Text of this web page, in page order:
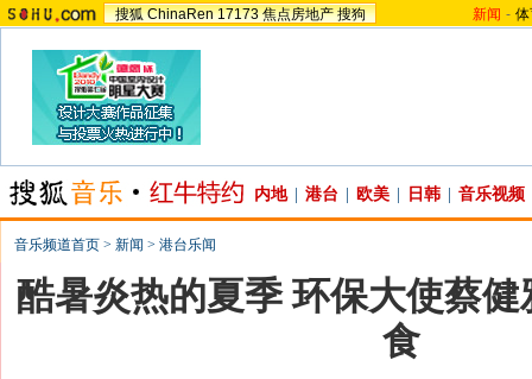
搜狐 ChinaRen 17173 焦点房地产 搜狗 新闻 -
内地 港台 欧美 日韩 音乐视频
音乐频道首页 > 新闻 > 港台乐闻
酷暑炎热的夏季 环保大使蔡
食